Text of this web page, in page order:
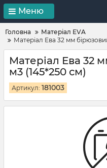
Меню
Головна
Матеріал EVA
Матеріал Ева 32 мм
Матеріал Ева 32
м3 (145*250 см)
Артикул: 181003